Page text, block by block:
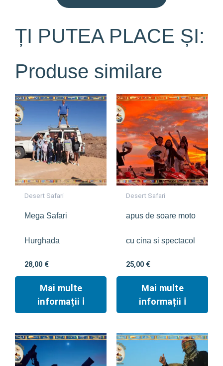
ȚI PUTEA PLACE ȘI:
Produse similare
Desert Safari
Mega Safari
Hurghada
28,00 €
Mai multe
informații ℹ︎
Desert Safari
apus de soare moto
cu cina si spectacol
25,00 €
Mai multe
informații ℹ︎